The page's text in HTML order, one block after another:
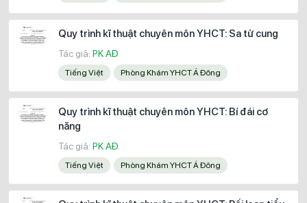
Quy trình kĩ thuật chuyên môn YHCT: Sa tử cung
Tác giả: PK AĐ
Tiếng Việt Phòng Khám YHCT Á Đông
Quy trình kĩ thuật chuyên môn YHCT: Bí đái cơ
năng
Tác giả: PK AĐ
Tiếng Việt Phòng Khám YHCT Á Đông